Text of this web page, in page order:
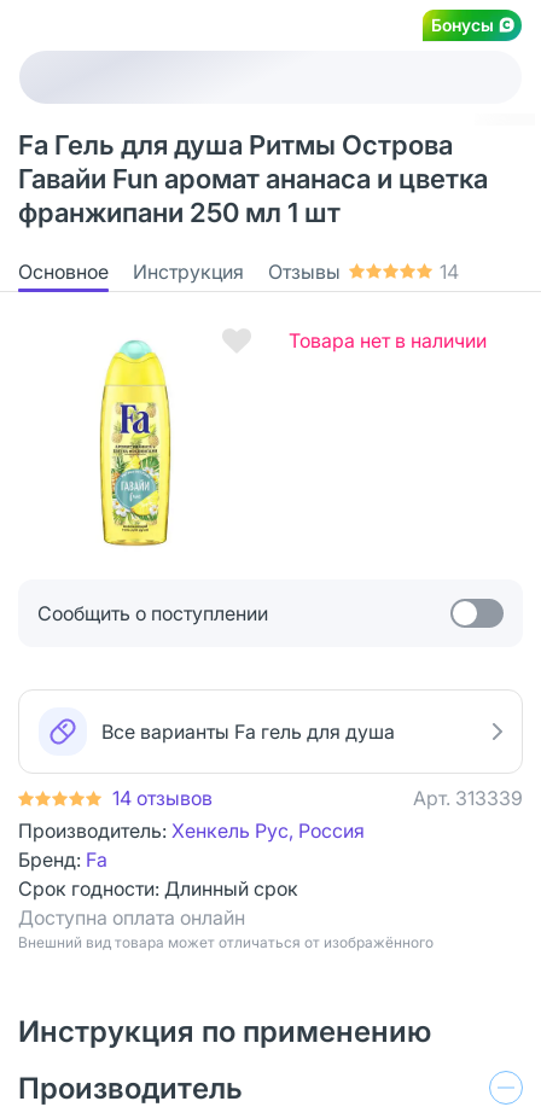
Бонусы
Fa Гель для душа Ритмы Острова
Гавайи Fun аромат ананаса и цветка
франжипани 250 мл 1 шт
Основное Инструкция Отзывы 14
Товара нет в наличии
Сообщить о поступлении
Все варианты Fa гель для душа
14 отзывов Арт. 313339
Производитель: Хенкель Рус, Россия
Бренд: Fa
Срок годности: Длинный срок
Доступна оплата онлайн
Bнешний вид товара может отличаться от изображённого
Инструкция по применению
Производитель